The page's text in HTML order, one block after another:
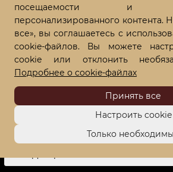
О НАС
посещаемости и
персонализированного контента.
все», вы соглашаетесь с
cookie-файлов. Вы можете
cookie или отклонить
Подробнее о cookie-файлах
Принять все
Настроить cookie
Только